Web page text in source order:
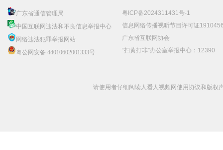
广东省通信管理局
中国互联网违法和不良信息举报中心
网络违法犯罪举报网站
粤公网安备 44010602001333号
粤ICP备2024311431号-1
信息网络传播视听节目许可证
广东省互联网协会
“扫黄打非”办公室举报中心：12390
请使用者仔细阅读人看人视频网使用协议和版权